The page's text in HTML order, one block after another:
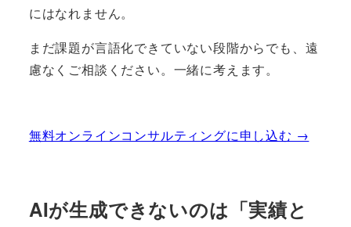
にはなれません。
まだ課題が言語化できていない段階からでも、遠
慮なくご相談ください。一緒に考えます。
無料オンラインコンサルティングに申し込む →
AIが生成できないのは「実績と